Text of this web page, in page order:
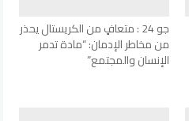
جو 24 : متعافٍ من الكريستال يحذر
من مخاطر الإدمان: “مادة تدمر
الإنسان والمجتمع”